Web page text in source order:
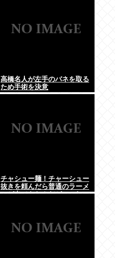
高橋名人が左手のバネを取る
ため手術を決意
チャシュー麺！チャーシュー
抜きを頼んだら普通のラーメ
ンが出てきたんだが、これっ